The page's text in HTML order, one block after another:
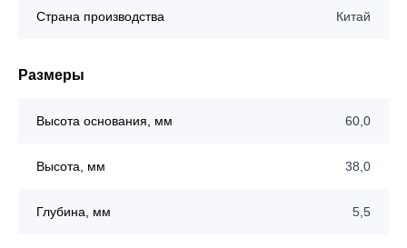
Страна производства Китай
Размеры
Высота основания, мм 60,0
Высота, мм 38,0
Глубина, мм 5,5